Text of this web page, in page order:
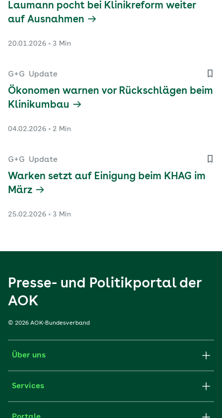
Laumann pocht bei Klinikreform weiter
auf Ausnahmen
20.01.2026 3 Min
G+G Update
Ökonomen warnen vor Rückschlägen beim
Klinikumbau
04.02.2026 2 Min
G+G Update
Warken setzt auf Einigung beim KHAG im
März
25.02.2026 3 Min
Presse- und Politikportal der
AOK
© 2026 AOK-Bundesverband
Über uns
Services